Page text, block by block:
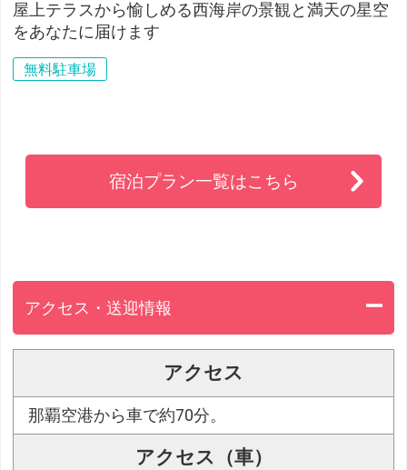
屋上テラスから愉しめる西海岸の景観と満天の星空
をあなたに届けます
無料駐車場
宿泊プラン一覧はこちら
アクセス・送迎情報
アクセス
那覇空港から車で約70分。
アクセス（車）